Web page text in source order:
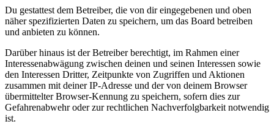
Du gestattest dem Betreiber, die von dir eingegebenen und oben
näher spezifizierten Daten zu speichern, um das Board betreiben
und anbieten zu können.
Darüber hinaus ist der Betreiber berechtigt, im Rahmen einer
Interessenabwägung zwischen deinen und seinen Interessen sowie
den Interessen Dritter, Zeitpunkte von Zugriffen und Aktionen
zusammen mit deiner IP-Adresse und der von deinem Browser
übermittelter Browser-Kennung zu speichern, sofern dies zur
Gefahrenabwehr oder zur rechtlichen Nachverfolgbarkeit notwendig
ist.